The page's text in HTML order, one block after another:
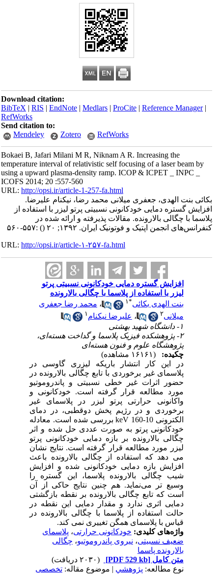
Download citation:
BibTeX|RIS|EndNote|Medlars|ProCite|Reference Manager
RefWorks
Send citation to:
Mendeley
Zotero RefWorks
Bokaei B, Jafari Milani M R, Niknam A R. Increasing the
temperature interval of relativistic self focusing of a laser beam by
using a upward plasma-density ramp. ICOP & ICPET _ INPC _
ICOFS 2014; 20 :557-560
URL:http://opsi.ir/article-1-257-fa.html
بکائی بنت الهدی، جعفری میلانی محمد رضا، نیکنام علیرضا.
افزایش گستره دمایی خودکانونی نسبیتی پرتو لیزر با استفاده از
پلاسما با چگالی بالارونده. مقالات پذیرفته و ارائه شده در
کنفرانس‌های انجمن اپتیک و فوتونیک ایران. ۱۳۹۲; ۲۰
() :۵۵۷-۵۶۰
URL:http://opsi.ir/article-۱-۲۵۷-fa.html
افزایش گستره دمایی خودکانونی نسبیتی پرتو
لیزر با استفاده از پلاسما با چگالی بالارونده
بنت الهدی بکائی
۱ ،محمد رضا جعفری
میلانی
،علیرضا نیکنام۱
۲- پژوهشکده فیزیک پلاسما و گداخت هسته‌ای،
پژوهشگاه علوم و فنون هسته‌ای
چکیده:
در این کار انتشار باریکه لیزری گاوسی در
پلاسمای غیر برخوردی با تابع چگالی بالارونده در
حضور اثرات غیر خطی نسبیتی و پاندروموتیو
مورد مطالعه قرار گرفته است. خودکانونی و
واکانونی حرارتی پرتو لیزر در پلاسمای غیر
برخوردی و در رژیم پخش دوقطبی، در دمای
الکترونی 10-160 keV بررسی شده است. معادله
خودکانونی پرتو به صورت عددی حل شده و اثر
چگالی بالارونده بر بازه دمایی خودکانونی پرتو
لیزر مورد مطالعه قرار گرفته است. نتایج نشان
می دهد که استفاده از چگالی بالارونده باعث
افزایش بازه دمایی خودکانونی شده و افزایش
شیب چگالی بالارونده پلاسما، این گستره را
وسیع تر می‌نماید. هم چنین نتایج حاکی از آن
است که تابع چگالی بالارونده بر نقطه بازگشتی
دمایی اثری ندارد و مقدار دمایی این نقطه در
حالت استفاده از پلاسما با چگالی بالارونده در
قیاس با پلاسمای همگن تغییری نمی کند.
واژه‌های کلیدی:خودکانونی حرارتی،پلاسمای
ضعیف نسبیتی،نیروی پاندروموتیو،چگالی
بالارونده پاسما
متن کامل[PDF 529 kb]
نوع مطالعه:پژوهشي| موضوع مقاله:تخصصی